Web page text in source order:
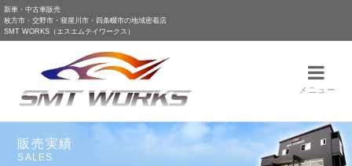
新車・中古車販売
枚方市・交野市・寝屋川市・四条畷市の地域密着店
SMT WORKS（エスエムテイワークス）
メニュー
販売実績
SALES